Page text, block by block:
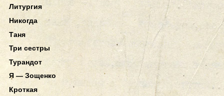
Литургия
Никогда
Таня
Три сестры
Турандот
Я — Зощенко
Кроткая